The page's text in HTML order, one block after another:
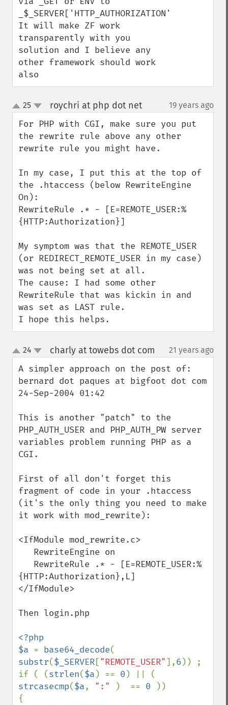
_$_SERVER['HTTP_AUTHORIZATION'].
It will make ZF work
transparently with you
solution and I believe any
other framework should work
also
up
down
25 roychri at php dot net¶ 19 years ago
For PHP with CGI, make sure you put
the rewrite rule above any other
rewrite rule you might have.
In my case, I put this at the top of
the .htaccess (below RewriteEngine
On):
RewriteRule .* - [E=REMOTE_USER:%
{HTTP:Authorization}]
My symptom was that the REMOTE_USER
(or REDIRECT_REMOTE_USER in my case)
was not being set at all.
The cause: I had some other
RewriteRule that was kickin in and
was set as LAST rule.
I hope this helps.
up
down
24 charly at towebs dot com 21 years ago
A simpler approach on the post of:
bernard dot paques at bigfoot dot com
24-Sep-2004 01:42
This is another "patch" to the
PHP_AUTH_USER and PHP_AUTH_PW server
variables problem running PHP as a
CGI.
First of all don't forget this
fragment of code in your .htaccess
(it's the only thing you need to make
it work with mod_rewrite):
<IfModule mod_rewrite.c>
{HTTP:Authorization},L]
</IfModule>
Then login.php
<?php
$a = base64_decode
substr($_SERVER["REMOTE_USER"],6 )) ;
if ( (strlen($a ) == 0
strcasecmp($a, ":" )  == 0
))
{